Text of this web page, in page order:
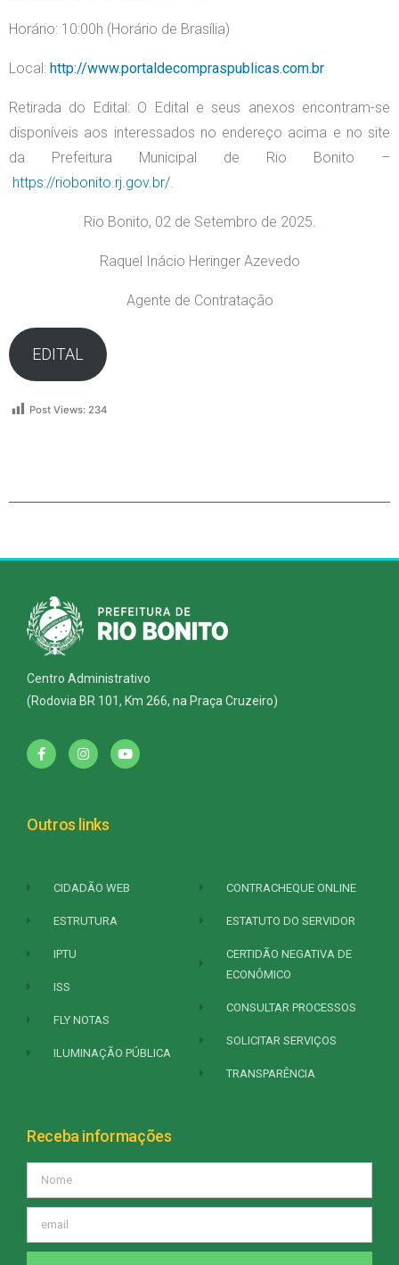
Horário: 10:00h (Horário de Brasília)
Local: http://www.portaldecompraspublicas.com.br
Retirada do Edital: O Edital e seus anexos encontram-se
disponíveis aos interessados no endereço acima e no site
da Prefeitura Municipal de Rio Bonito –
https://riobonito.rj.gov.br/.
Rio Bonito, 02 de Setembro de 2025.
Raquel Inácio Heringer Azevedo
Agente de Contratação
EDITAL
Post Views: 234
Centro Administrativo
(Rodovia BR 101, Km 266, na Praça Cruzeiro)
Outros links
CIDADÃO WEB
ESTRUTURA
IPTU
ISS
FLY NOTAS
ILUMINAÇÃO PÚBLICA
CONTRACHEQUE ONLINE
ESTATUTO DO SERVIDOR
CERTIDÃO NEGATIVA DE
ECONÔMICO
CONSULTAR PROCESSOS
SOLICITAR SERVIÇOS
TRANSPARÊNCIA
Receba informações